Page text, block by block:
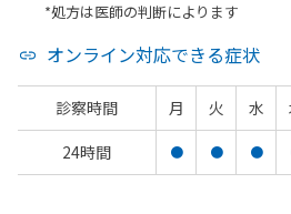
*処方は医師の判断によります
オンライン対応できる症状
診察時間 月 火 水
24時間
● ● ●